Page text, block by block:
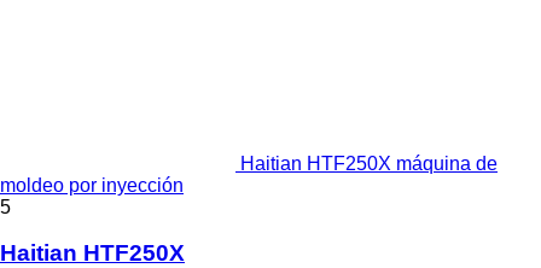
Haitian HTF250X máquina de
moldeo por inyección
5
Haitian HTF250X